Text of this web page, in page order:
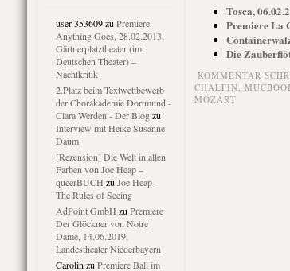
user-353609zu Premiere
Anything Goes, 28.02.2013,
Gärtnerplatztheater (im
Deutschen Theater) –
Nachtkritik
2.Platz beim Textwettbewerb
der Chorakademie Dortmund -
Clara Werden - Der Blogzu
Interview mit Heike Susanne
Daum
[Rezension] Die Welt in allen
Farben von Joe Heap –
queerBUCH zu Joe Heap –
The Rules of Seeing
AdPoint GmbH zu Premiere
Der Glöckner von Notre
Dame, 14.06.2019,
Landestheater Niederbayern
Carolin zu Premiere Ball im
Tosca,
Premiere La
Die
KOMMENTAR
CHALFIN,
MOZART